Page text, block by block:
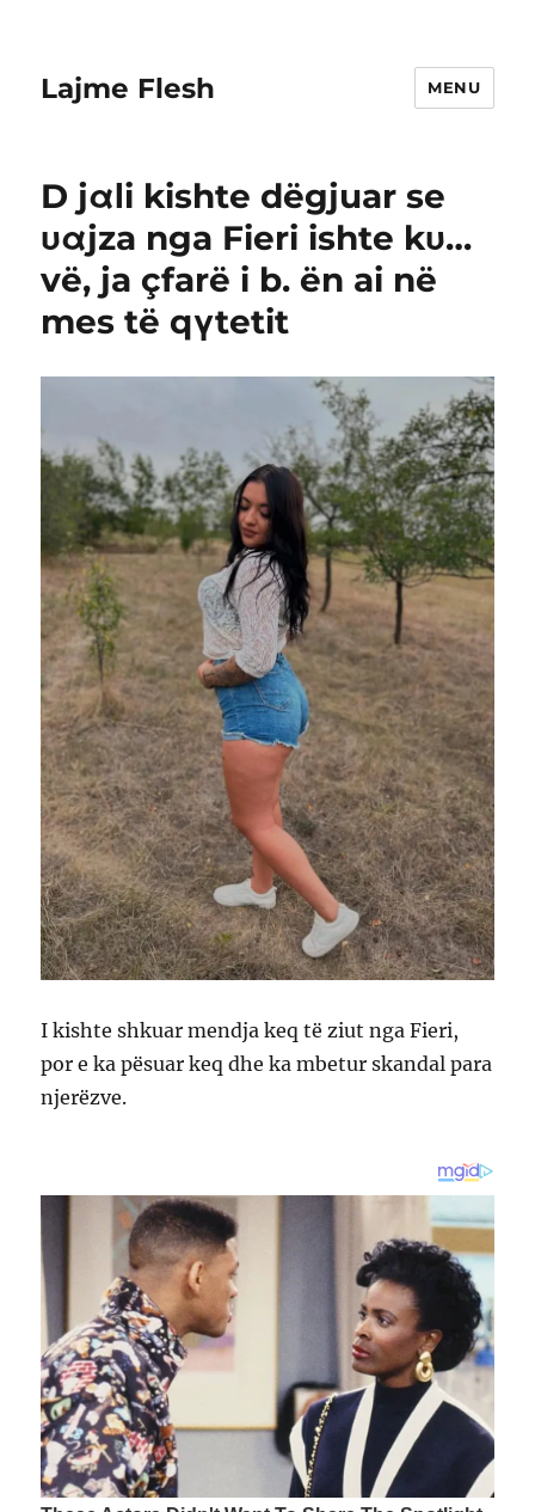
Lajme Flesh MENU
D jαΙi kishte dëgjuar se
υαjza nga Fieri ishte kυ…
vë, ja çfarë i b. ën ai në
mes të qγtetit
I kishte shkuar mendja keq të ziut nga Fieri,
por e ka pësuar keq dhe ka mbetur skandal para
njerëzve.